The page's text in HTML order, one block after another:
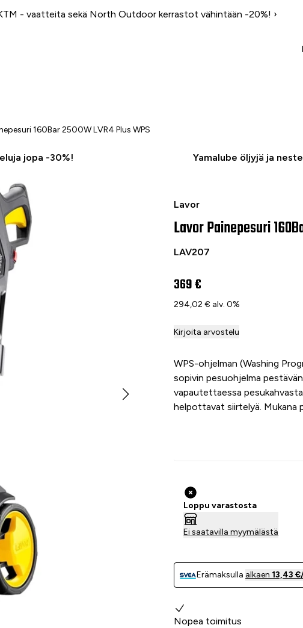
- vaatteita sekä North Outdoor kerrastot vähintään -20%! ›
160Bar 2500W LVR4 Plus WPS
jopa -30%! Yamalube öljyjä ja
Lavor
Lavor Painepesuri 160Bar
Lavor Painepesuri
LAV207
369 €
294,02 € alv. 0%
Kirjoita arvostelu
WPS-ohjelman (Washing
sopivin pesuohjelma
vapautettaessa
helpottavat siirtelyä. Mukana
Loppu varastosta
Ei saatavilla myymälästä
Erämaksulla alkaen 13,43
Miksi valita meidät?
Nopea toimitus